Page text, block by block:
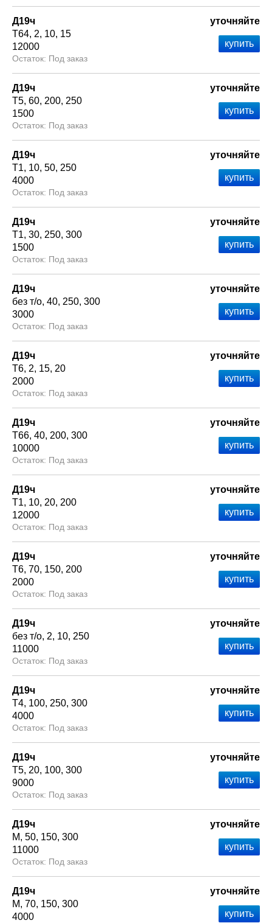
Д19ч
Т64 2 10 15
12000
Под заказ
уточняйте
Д19ч
Т5 60 200 250
1500
Под заказ
уточняйте
Д19ч
Т1 10 50 250
4000
Под заказ
уточняйте
Д19ч
Т1 30 250 300
1500
Под заказ
уточняйте
Д19ч
без т/о 40 250 300
3000
Под заказ
уточняйте
Д19ч
Т6 2 15 20
2000
Под заказ
уточняйте
Д19ч
Т66 40 200 300
10000
Под заказ
уточняйте
Д19ч
Т1 10 20 200
12000
Под заказ
уточняйте
Д19ч
Т6 70 150 200
2000
Под заказ
уточняйте
Д19ч
без т/о 2 10 250
11000
Под заказ
уточняйте
Д19ч
Т4 100 250 300
4000
Под заказ
уточняйте
Д19ч
Т5 20 100 300
9000
Под заказ
уточняйте
Д19ч
М 50 150 300
11000
Под заказ
уточняйте
Д19ч
М 70 150 300
4000
уточняйте